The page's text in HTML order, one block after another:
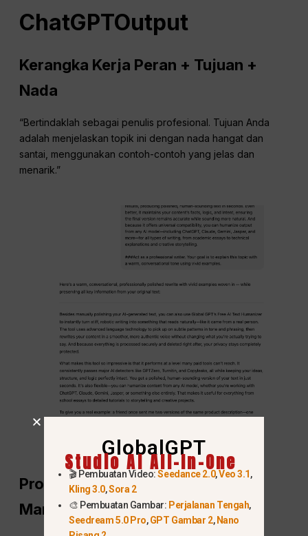
ChatGPTOutput
Kerangka Kerja Peran + Tujuan +
Nada
“Bertindaklah sebagai penulis profesional. Tujuan Anda
adalah menjelaskan topik ini dengan nada hangat dan
santai, menggunakan contoh-contoh yang jelas dan
menarik.”
Prompt Simulasi Editing oleh
Manusia
GlobalGPT
Studio AI All-In-One
🎬 Pembuatan Video:Seedance 2.0,Veo 3.1,
Kling 3.0,Sora 2
🎨 Pembuatan Gambar: Perjalanan Tengah,
Seedream 5.0 Pro,GPT Gambar 2,Nano